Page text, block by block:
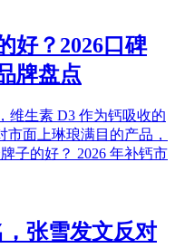
好？2026口碑
牌盘点
维生素 D3 作为钙吸收的
面上琳琅满目的产品，
子的好？ 2026 年补钙市
张雪发文反对